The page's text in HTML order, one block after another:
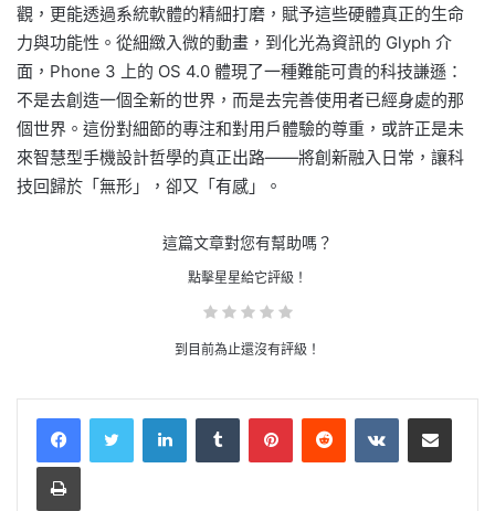
觀，更能透過系統軟體的精細打磨，賦予這些硬體真正的生命
力與功能性。從細緻入微的動畫，到化光為資訊的 Glyph 介
面，Phone 3 上的 OS 4.0 體現了一種難能可貴的科技謙遜：
不是去創造一個全新的世界，而是去完善使用者已經身處的那
個世界。這份對細節的專注和對用戶體驗的尊重，或許正是未
來智慧型手機設計哲學的真正出路——將創新融入日常，讓科
技回歸於「無形」，卻又「有感」。
這篇文章對您有幫助嗎？
點擊星星給它評級！
到目前為止還沒有評級！
LinkedIn Tumblr PinterestReddit VKontakte
Print